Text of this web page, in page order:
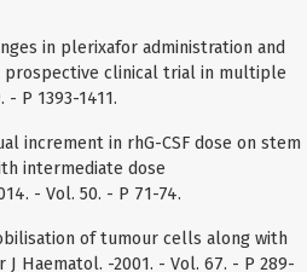
in plerixafor administration and
prospective clinical trial in multiple
P 1393-1411.
increment in rhG-CSF dose on stem
intermediate dose
- Vol. 50. - P 71-74.
of tumour cells along with
Haematol. -2001. - Vol. 67. - P 289-